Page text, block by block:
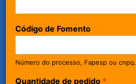
Código de Fomento
Número do processo, Fapesp ou cnpq.
Quantidade de pedido *